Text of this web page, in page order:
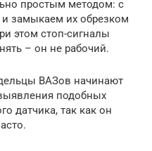
простым методом: с
замыкаем их обрезком
этом стоп-сигналы
– он не рабочий.
ВАЗов начинают
подобных
датчика, так как он